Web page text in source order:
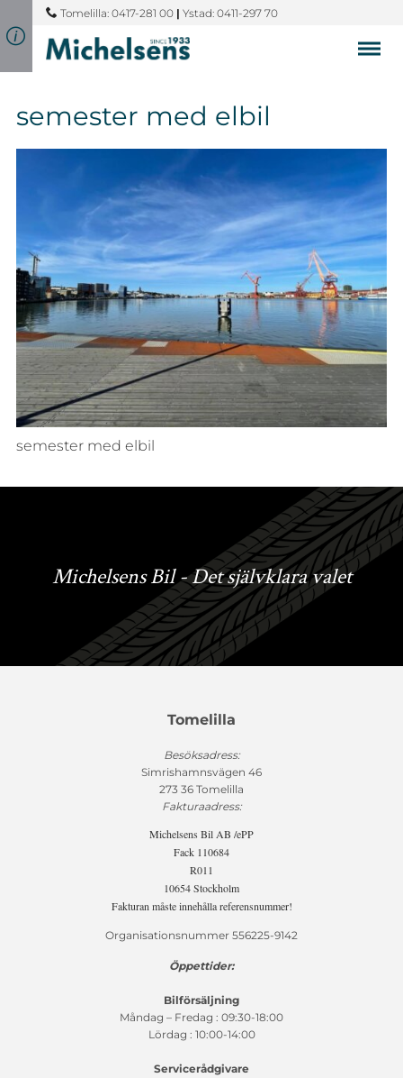
Tomelilla: 0417-281 00 | Ystad: 0411-297 70
semester med elbil
semester med elbil
Michelsens Bil - Det självklara valet
Tomelilla
Besöksadress:
Simrishamnsvägen 46
273 36 Tomelilla
Fakturaadress:
Michelsens Bil AB /ePP
Fack 110684
R011
10654 Stockholm
Fakturan måste innehålla referensnummer!
Organisationsnummer 556225-9142
Öppettider:
Bilförsäljning
Måndag – Fredag : 09:30-18:00
Lördag : 10:00-14:00
Servicerådgivare